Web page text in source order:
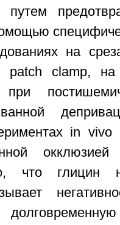
путем
на
patch clamp,
in
окклюзией
что глицин